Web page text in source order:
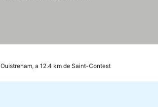
Ouistreham, a 12.4 km de Saint-Contest